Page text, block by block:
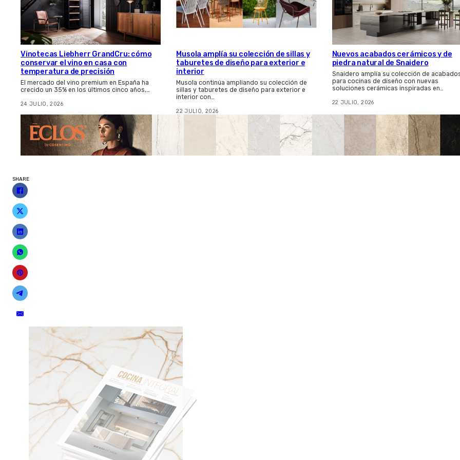
Vinotecas Liebherr GrandCru: cómo
conservar el vino en casa con
temperatura de precisión
El mercado del vino premium en España ha
crecido un 35% en los últimos cinco años,…
24 JULIO, 2026
Musola amplía su colección de sillas y
taburetes de diseño para exterior e
interior
Musola continúa ampliando su colección de
sillas y taburetes de diseño para exterior e
interior con…
22 JULIO, 2026
Nuevos acabados cerámicos y de
piedra natural de Snaidero
Snaidero amplía su colección de
para cocinas de diseño con nuevas
soluciones cerámicas inspiradas en…
22 JULIO, 2026
SHARE